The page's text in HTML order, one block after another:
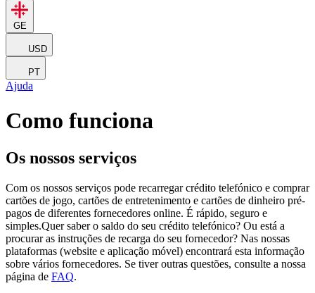
GE
USD
PT
Ajuda
Como funciona
Os nossos serviços
Com os nossos serviços pode recarregar crédito telefónico e comprar
cartões de jogo, cartões de entretenimento e cartões de dinheiro pré-
pagos de diferentes fornecedores online. É rápido, seguro e
simples.Quer saber o saldo do seu crédito telefónico? Ou está a
procurar as instruções de recarga do seu fornecedor? Nas nossas
plataformas (website e aplicação móvel) encontrará esta informação
sobre vários fornecedores. Se tiver outras questões, consulte a nossa
página de FAQ.